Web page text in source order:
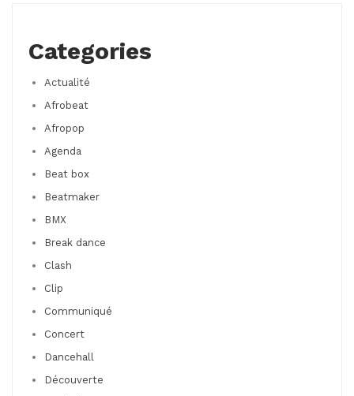
Categories
Actualité
Afrobeat
Afropop
Agenda
Beat box
Beatmaker
BMX
Break dance
Clash
Clip
Communiqué
Concert
Dancehall
Découverte